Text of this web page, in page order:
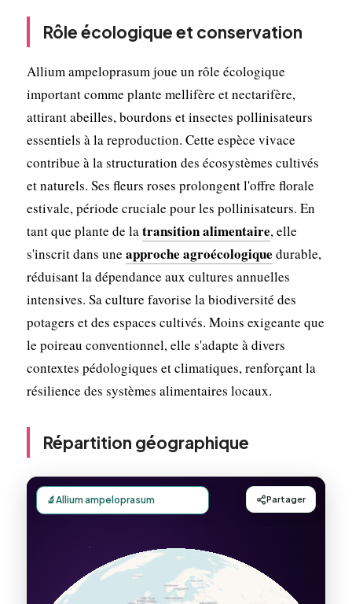
Rôle écologique et conservation
Allium ampeloprasum joue un rôle écologique
important comme plante mellifère et nectarifère,
attirant abeilles, bourdons et insectes pollinisateurs
essentiels à la reproduction. Cette espèce vivace
contribue à la structuration des écosystèmes cultivés
et naturels. Ses fleurs roses prolongent l'offre florale
estivale, période cruciale pour les pollinisateurs. En
tant que plante de latransition alimentaire, elle
s'inscrit dans une approche agroécologique durable,
réduisant la dépendance aux cultures annuelles
intensives. Sa culture favorise la biodiversité des
potagers et des espaces cultivés. Moins exigeante que
le poireau conventionnel, elle s'adapte à divers
contextes pédologiques et climatiques, renforçant la
résilience des systèmes alimentaires locaux.
Répartition géographique